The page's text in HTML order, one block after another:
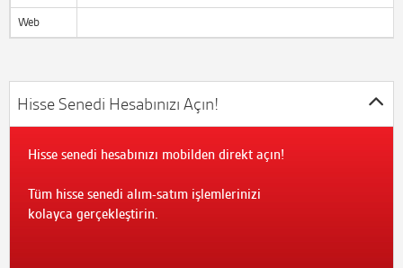
Web
Hisse Senedi Hesabınızı Açın!
Hisse senedi hesabınızı mobilden direkt açın!
Tüm hisse senedi alım-satım işlemlerinizi
kolayca gerçekleştirin.